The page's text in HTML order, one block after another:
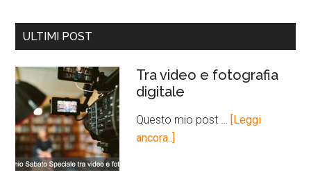
ULTIMI POST
Tra video e fotografia
digitale
Questo mio post …
[Leggi
ancora..]